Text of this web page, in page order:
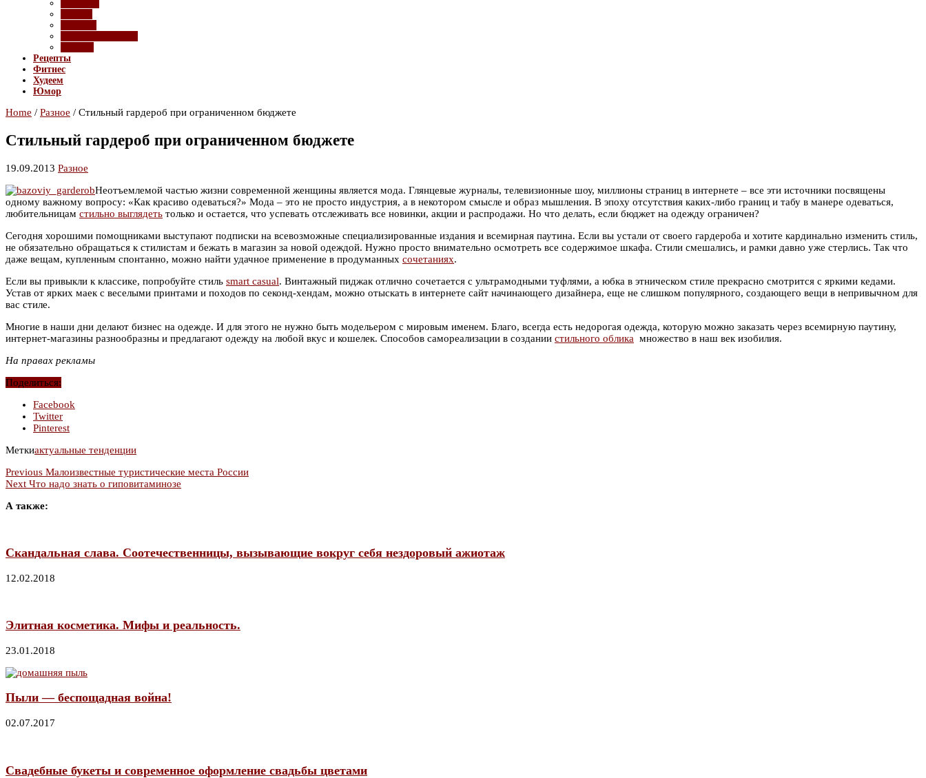
Рецепты
Фитнес
Худеем
Юмор
Home / Разное / Стильный гардероб при ограниченном бюджете
Стильный гардероб при ограниченном бюджете
19.09.2013 Разное
Неотъемлемой частью жизни современной женщины является мода. Глянцевые журналы, телевизионные шоу, миллионы страниц в интернете – все эти источники посвящены
одному важному вопросу: «Как красиво одеваться?» Мода – это не просто индустрия, а в некотором смысле и образ мышления. В эпоху отсутствия каких-либо границ и табу в манере одеваться,
любительницам стильно выглядеть только и остается, что успевать отслеживать все новинки, акции и распродажи. Но что делать, если бюджет на одежду ограничен?
Сегодня хорошими помощниками выступают подписки на всевозможные специализированные издания и всемирная паутина. Если вы устали от своего гардероба и хотите кардинально изменить стиль,
не обязательно обращаться к стилистам и бежать в магазин за новой одеждой. Нужно просто внимательно осмотреть все содержимое шкафа. Стили смешались, и рамки давно уже стерлись. Так что
даже вещам, купленным спонтанно, можно найти удачное применение в продуманных сочетаниях.
Если вы привыкли к классике, попробуйте стиль smart casual. Винтажный пиджак отлично сочетается с ультрамодными туфлями, а юбка в этническом стиле прекрасно смотрится с яркими кедами.
Устав от ярких маек с веселыми принтами и походов по секонд-хендам, можно отыскать в интернете сайт начинающего дизайнера, еще не слишком популярного, создающего вещи в непривычном для
вас стиле.
Многие в наши дни делают бизнес на одежде. И для этого не нужно быть модельером с мировым именем. Благо, всегда есть недорогая одежда, которую можно заказать через всемирную паутину,
интернет-магазины разнообразны и предлагают одежду на любой вкус и кошелек. Способов самореализации в создании стильного облика множество в наш век изобилия.
На правах рекламы
Поделиться:
Facebook
Twitter
Pinterest
Меткиактуальные тенденции
Previous Малоизвестные туристические места России
Next Что надо знать о гиповитаминозе
А также:
Скандальная слава. Соотечественницы, вызывающие вокруг себя нездоровый ажиотаж
12.02.2018
Элитная косметика. Мифы и реальность.
23.01.2018
Пыли — беспощадная война!
02.07.2017
Свадебные букеты и современное оформление свадьбы цветами